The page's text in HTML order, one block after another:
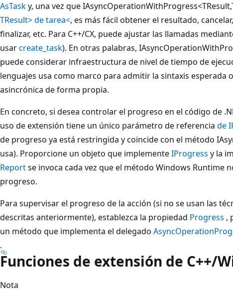
AsTasky, una vez que
TResult> de tarea<, es más fácil obtener el resultado,
finalizar, etc. Para C++/CX, puede ajustar las llamadas
usarcreate_task). En otras palabras,
puede considerar infraestructura de nivel de tiempo de
lenguajes usa como marco para admitir la sintaxis esperada
asincrónica de forma propia.
En concreto, si desea controlar el progreso en el código de
uso de extensión tiene un único parámetro de referencia de
de progreso ya está restringida y coincide con el método
usa). Proporcione un objeto que implementeIProgress y la
Reportse invoca cada vez que el método Windows Runtime
progreso.
Para supervisar el progreso de la acción (si no se usan las
descritas anteriormente), establezca la propiedad Progress ,
un método que implementa el delegado
.
Funciones de extensión de C++/
Nota